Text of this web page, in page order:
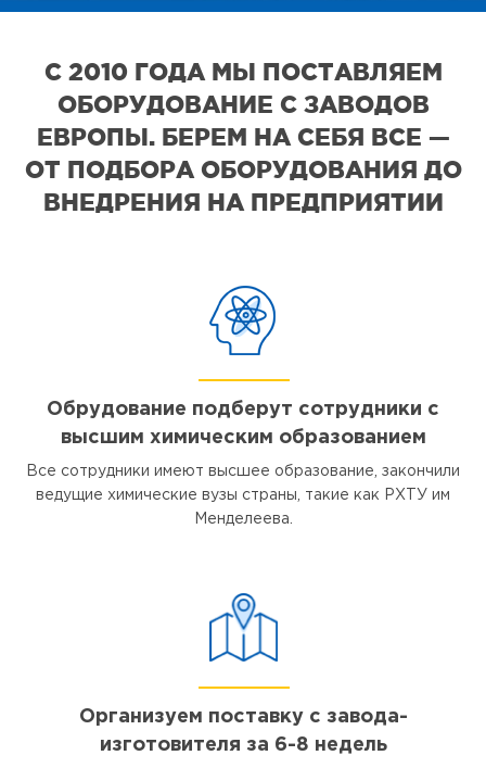
С 2010 ГОДА МЫ ПОСТАВЛЯЕМ
ОБОРУДОВАНИЕ С ЗАВОДОВ
ЕВРОПЫ. БЕРЕМ НА СЕБЯ ВСЕ —
ОТ ПОДБОРА ОБОРУДОВАНИЯ ДО
ВНЕДРЕНИЯ НА ПРЕДПРИЯТИИ
Обрудование подберут сотрудники с
высшим химическим образованием
Все сотрудники имеют высшее образование, закончили
ведущие химические вузы страны, такие как РХТУ им
Менделеева.
Организуем поставку с завода-
изготовителя за 6-8 недель